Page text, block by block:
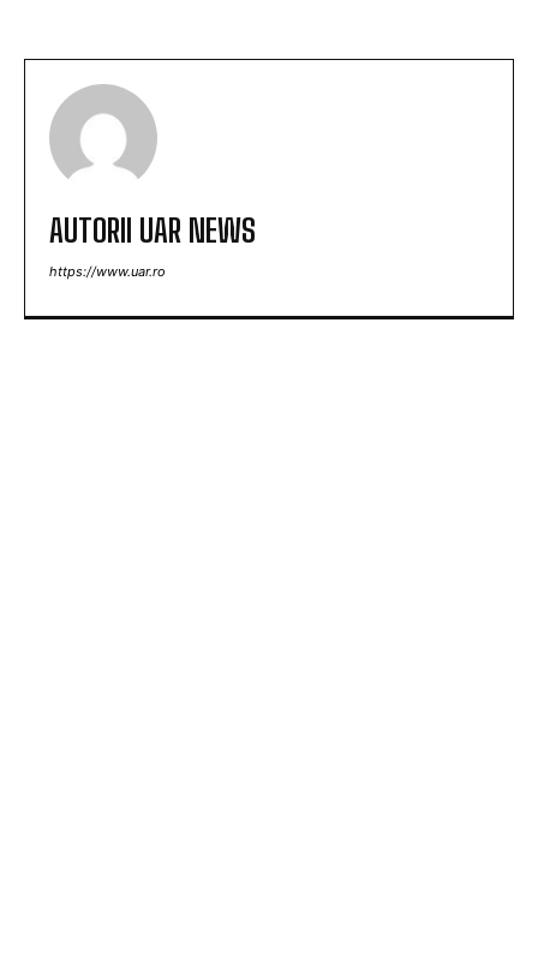
AUTORII UAR NEWS
https://www.uar.ro